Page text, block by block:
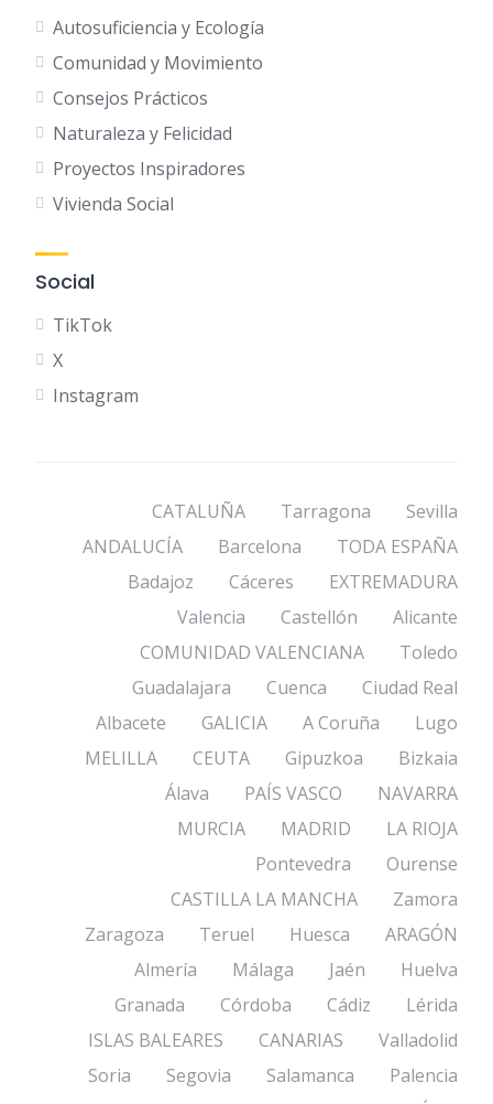
Autosuficiencia y Ecología
Comunidad y Movimiento
Consejos Prácticos
Naturaleza y Felicidad
Proyectos Inspiradores
Vivienda Social
Social
TikTok
X
Instagram
CATALUÑA Tarragona
Sevilla
ANDALUCÍA
Barcelona
TODA ESPAÑA
Badajoz
Cáceres
EXTREMADURA
Valencia
Castellón
Alicante
COMUNIDAD VALENCIANA
Toledo
Guadalajara
Cuenca
Ciudad Real
Albacete
GALICIA A Coruña
Lugo
MELILLA
CEUTA Gipuzkoa
Bizkaia
Álava
PAÍS VASCO
NAVARRA
MURCIA
MADRID
LA RIOJA
Pontevedra
Ourense
CASTILLA LA MANCHA
Zamora
Zaragoza
Teruel Huesca
ARAGÓN
Almería
Málaga Jaén
Huelva
Granada
Córdoba Cádiz
Lérida
ISLAS BALEARES
CANARIAS
Valladolid
Soria
Segovia Salamanca
Palencia